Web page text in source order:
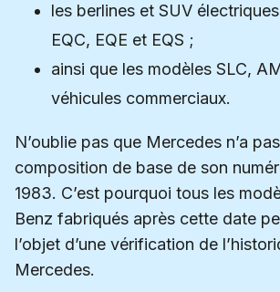
les berlines et SUV
EQC, EQE et EQS ;
ainsi que les modèles SLC,
véhicules commerciaux.
N’oublie pas que Mercedes n’a
composition de base de son
1983. C’est pourquoi tous les
Benz fabriqués après cette date
l’objet d’une vérification de
Mercedes.